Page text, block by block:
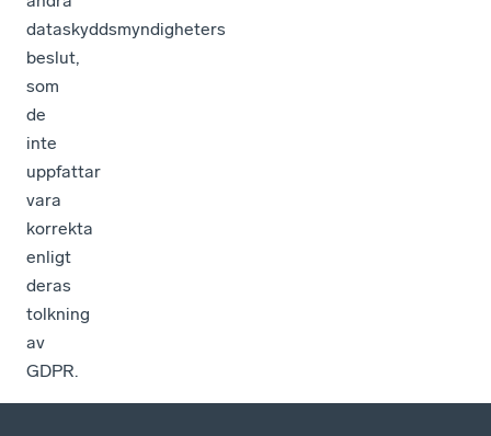
dataskyddsmyndigheters
beslut,
som
de
inte
uppfattar
vara
korrekta
enligt
deras
tolkning
av
GDPR.